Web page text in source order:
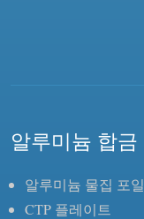
알루미늄 합금
알루미늄 물집 포일
CTP 플레이트